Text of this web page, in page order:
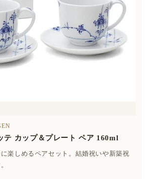
テ カップ＆プレート ペア 160ml
楽しめるペアセット。結婚祝いや新築祝